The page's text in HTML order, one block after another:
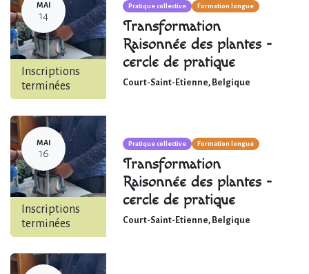
MAI
14
Inscriptions
terminées
Pratique collective Formation longue
Transformation
Raisonnée des plantes -
cercle de pratique
Court-Saint-Etienne, Belgique
MAI
16
Inscriptions
terminées
Pratique collective Formation longue
Transformation
Raisonnée des plantes -
cercle de pratique
Court-Saint-Etienne, Belgique